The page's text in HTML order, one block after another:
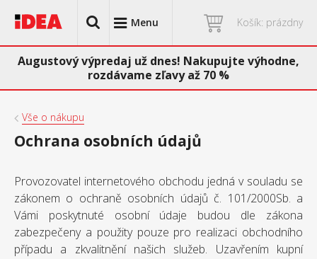
Menu Košík: prázdny
Augustový výpredaj už dnes! Nakupujte výhodne,
rozdávame zľavy až 70 %
Vše o nákupu
Ochrana osobních údajů
Provozovatel internetového obchodu jedná v souladu se
zákonem o ochraně osobních údajů č. 101/2000Sb. a
Vámi poskytnuté osobní údaje budou dle zákona
zabezpečeny a použity pouze pro realizaci obchodního
případu a zkvalitnění našich služeb. Uzavřením kupní